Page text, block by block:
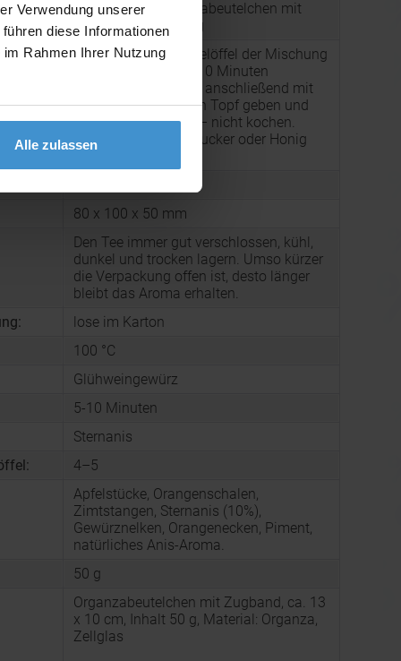
Verwendung unserer
diese Informationen
Rahmen Ihrer Nutzung
Alle zulassen
Verpackung: Organzabeutelchen mit
Zugband, Inhalt 50 g
Zubereitung: 4–5 Teelöffel der Mischung
in etwas Wasser 5–10 Minuten
auskochen. Den Sud anschließend mit
0,7 l Rotwein in einen Topf geben und
langsam erwärmen – nicht kochen.
Nach Belieben mit Zucker oder Honig
80 x 100 x 50 mm
Den Tee immer gut verschlossen, kühl,
dunkel und trocken lagern. Umso kürzer
die Verpackung offen ist, desto länger
bleibt das Aroma erhalten.
lose im Karton
100 °C
Glühweingewürz
5-10 Minuten
Sternanis
4–5
Apfelstücke, Orangenschalen,
Zimtstangen, Sternanis (10%),
Gewürznelken, Orangenecken, Piment,
natürliches Anis-Aroma.
50 g
Organzabeutelchen mit Zugband, ca. 13
x 10 cm, Inhalt 50 g, Material: Organza,
Zellglas